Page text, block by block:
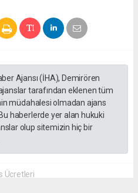
Ajansı (İHA), Demirören
tarafından eklenen tüm
müdahalesi olmadan ajans
haberlerde yer alan hukuki
olup sitemizin hiç bir
Ücretleri